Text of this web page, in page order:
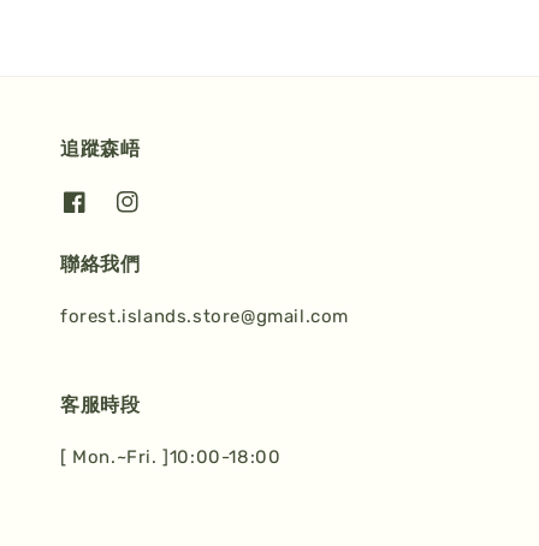
追蹤森峿
聯絡我們
forest.islands.store@gmail.com
客服時段
[ Mon.~Fri. ]10:00-18:00